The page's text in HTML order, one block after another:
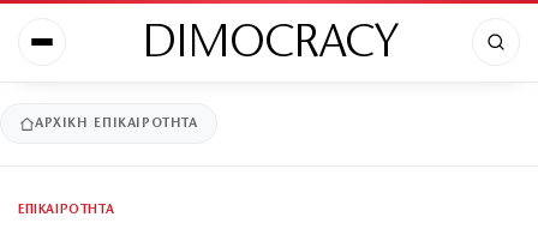
DIMOCRACY
ΑΡΧΙΚΉ ΕΠΙΚΑΙΡΟΤΗΤΑ
ΕΠΙΚΑΙΡΟΤΗΤΑ